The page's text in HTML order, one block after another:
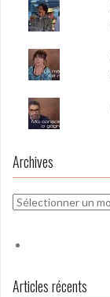
Archives
Archives
Articles récents